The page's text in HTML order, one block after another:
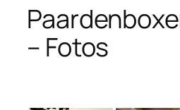
– Fotos